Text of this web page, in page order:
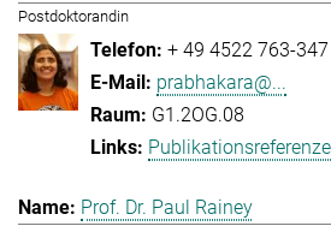
Postdoktorandin
+ 49 4522 763-347
prabhakara@...
G1.2OG.08
Prof. Dr. Paul Rainey